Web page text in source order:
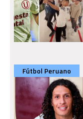
Fútbol Peruano